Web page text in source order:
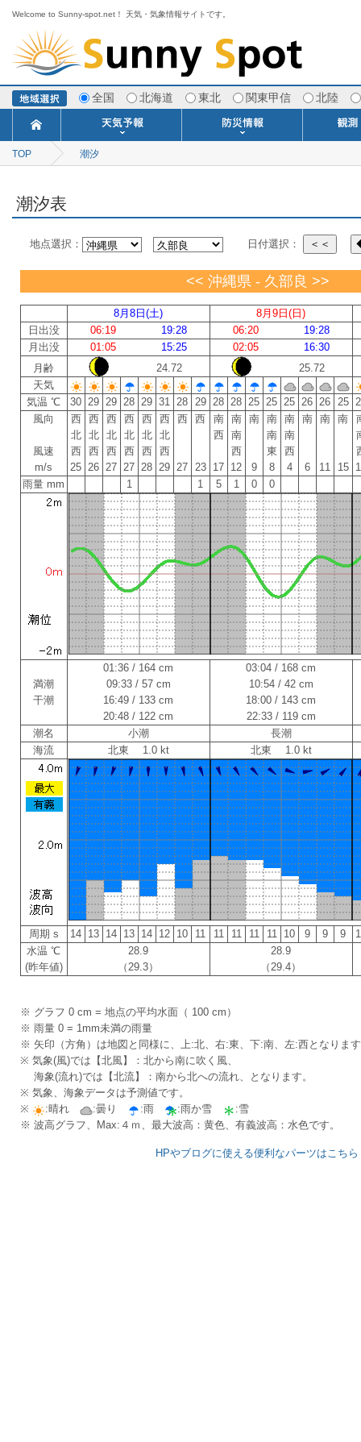
Welcome to Sunny-spot.net！ 天気・気象情報サイトです。
全国 北海道 東北 関東甲信 北陸
今日明日の天気
ポイント予報
週間天気予報
寒・暖候期予報
TOP 潮汐
潮汐表
地点選択： 日付選択： ＜＜
<< 沖縄県 - 久部良 >>
8月8日(土)
8月9日(日)
日出没
06:19 19:28 06:20
19:28
月出没
01:05 15:25 02:05
16:30
月齢
24.72
25.72
天気
気温 ℃
30 29 29 28 29 31 28 29 28 28 25 25 25 26 26 25
風向
風速
m/s
西
北
西
25
西
北
西
26
西
北
西
27
西
北
西
27
西
北
西
28
西
北
西
29
西
27
西
23
南
西
17
南
南
西
12
南
9
南
南
東
8
南
南
西
4
南
6
南
11
南
15
雨量 mm
1 1 5 1 0 0
満潮
干潮
01:36 / 164 cm
09:33 / 57 cm
16:49 / 133 cm
20:48 / 122 cm
03:04 / 168 cm
10:54 / 42 cm
18:00 / 143 cm
22:33 / 119 cm
潮名
小潮
長潮
海流
北東 1.0 kt 北東 1.0 kt
周期 s 14 13 14 13 14 12 10 11 11 11 11 11 10 9 9 9
水温 ℃
(昨年値)
28.9
（29.3）
28.9
（29.4）
※ グラフ 0 cm = 地点の平均水面（ 100 cm）
※ 雨量 0 = 1mm未満の雨量
※ 矢印（方角）は地図と同様に、上:北、右:東、下:南、左:西となりま
※ 気象(風)では【北風】：北から南に吹く風、
海象(流れ)では【北流】：南から北への流れ、となります。
※ 気象、海象データは予測値です。
※
:晴れ :曇り :雨 :雨か雪
:雪
※ 波高グラフ、Max:４ｍ、最大波高：黄色、有義波高：水色です。
HPやブログに使える便利なパーツはこちら